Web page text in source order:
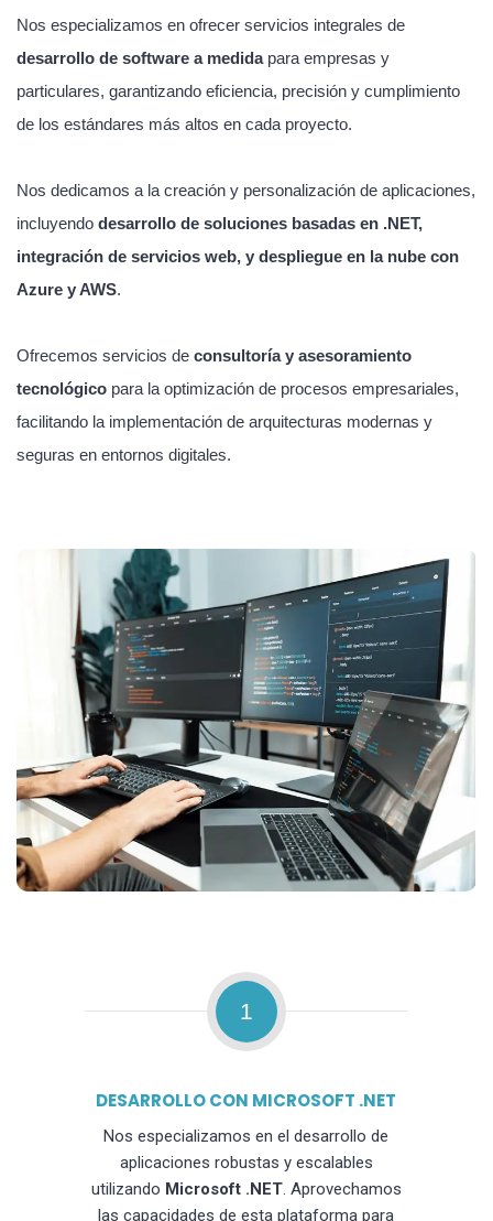
Nos especializamos en ofrecer servicios integrales de
desarrollo de software a medidapara empresas y
particulares, garantizando eficiencia, precisión y cumplimiento
de los estándares más altos en cada proyecto.
Nos dedicamos a la creación y personalización de aplicaciones,
incluyendo desarrollo de soluciones basadas en .NET,
integración de servicios web, y despliegue en la nube con
Azure y AWS.
Ofrecemos servicios de consultoría y asesoramiento
tecnológico para la optimización de procesos empresariales,
facilitando la implementación de arquitecturas modernas y
seguras en entornos digitales.
1
DESARROLLO CON MICROSOFT .NET
Nos especializamos en el desarrollo de
aplicaciones robustas y escalables
utilizando Microsoft .NET. Aprovechamos
las capacidades de esta plataforma para